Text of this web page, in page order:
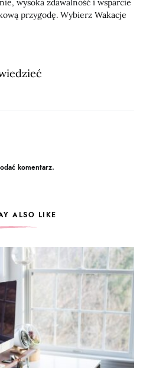
wysoka zdawalność i wsparcie
przygodę. Wybierz Wakacje
komentarz.
ALSO LIKE